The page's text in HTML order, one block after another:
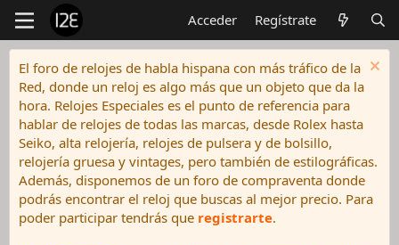
Acceder Regístrate
El foro de relojes de habla hispana con más tráfico de la
Red, donde un reloj es algo más que un objeto que da la
hora. Relojes Especiales es el punto de referencia para
hablar de relojes de todas las marcas, desde Rolex hasta
Seiko, alta relojería, relojes de pulsera y de bolsillo,
relojería gruesa y vintages, pero también de estilográficas.
Además, disponemos de un foro de compraventa donde
podrás encontrar el reloj que buscas al mejor precio. Para
poder participar tendrás que registrarte.